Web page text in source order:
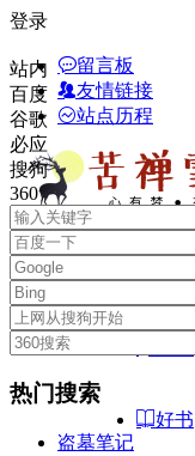
登录
留言板
友情链接
站点历程
首页
好书
站内
百度
谷歌
必应
搜狗
360
热门搜索
盗墓笔记